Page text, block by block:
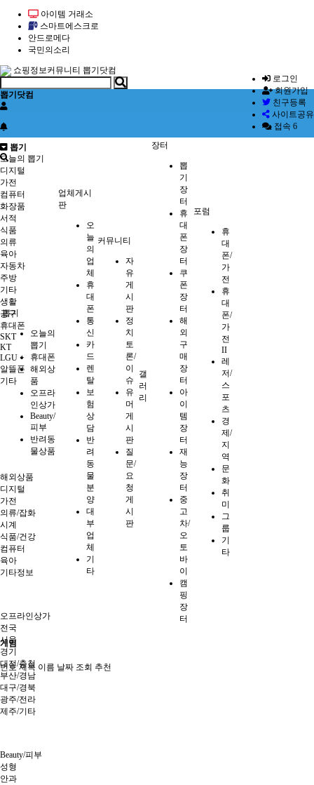
아이템 거래소
스마트에스크로
안드로메다
국민의소리
로그인
회원가입
친구등록
사이트공유
접속 6
쇼핑정보커뮤니티 뽑기닷컴
뽑기닷컴
뽑기
오늘의 뽑기
디지털
가전
컴퓨터
화장품
서적
식품
의류
육아
자동차
주방
기타
생활
공구
휴대폰
SKT
KT
LGU +
알뜰폰
기타
해외상품
디지털
가전
의류/잡화
시계
식품/건강
컴퓨터
육아
기타정보
오프라인상가
전국
서울
경기
대전/충청
부산/경남
대구/경북
광주/전라
제주/기타
Beauty/피부
성형
안과
뽑기
오늘의
뽑기
휴대폰
해외상
품
오프라
인상가
Beauty/
피부
반려동
물상품
업체게시
판
오
늘
의
업
체
휴
대
폰
통
신
카
드
렌
탈
보
험
상
담
반
려
동
물
분
양
대
부
업
체
기
타
커뮤니티
자
유
게
시
판
정
치
토
론/
이
슈
유
머
게
시
판
질
문/
요
청
게
시
판
갤
러
리
장터
뽑
기
장
터
휴
대
폰
장
터
쿠
폰
장
터
해
외
구
매
장
터
아
이
템
장
터
재
능
장
터
중
고
차/
오
토
바
이
캠
핑
장
터
포럼
휴
대
폰/
가
전
휴
대
폰/
가
전
II
레
저/
스
포
츠
경
제/
지
역
문
화
취
미
그
룹
기
타
게임
번호 제목 이름 날짜 조회 추천